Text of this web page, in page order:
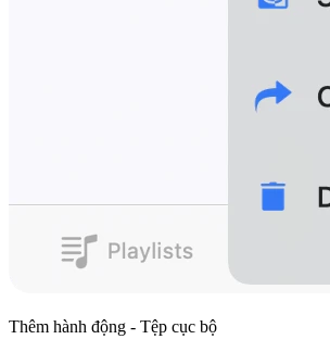
Thêm hành động - Tệp cục bộ